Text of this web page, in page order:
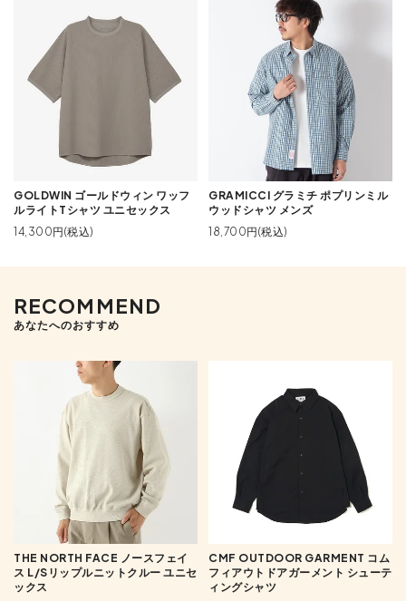
GOLDWIN ゴールドウィン ワッフ
ルライトTシャツ ユニセックス
14,300円(税込)
GRAMICCI グラミチ ポプリンミル
ウッドシャツ メンズ
18,700円(税込)
RECOMMEND
あなたへのおすすめ
THE NORTH FACE ノースフェイ
ス L/Sリップルニットクルー ユニセ
ックス
CMF OUTDOOR GARMENT コム
フィアウトドアガーメント シューテ
ィングシャツ